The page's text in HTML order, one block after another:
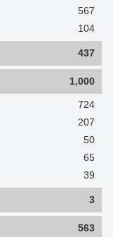
567
104
437
1,000
724
207
50
65
39
3
563